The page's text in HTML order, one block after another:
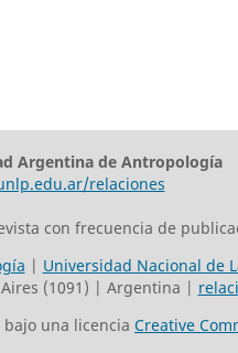
Argentina de Antropología
relaciones
con frecuencia de
| Universidad Nacional de
(1091) | Argentina |
una licencia Creative